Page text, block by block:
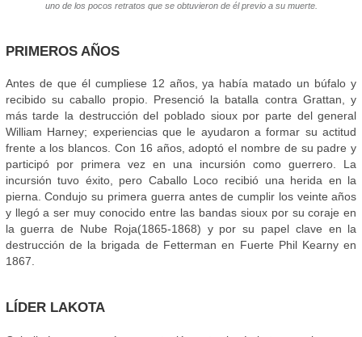
uno de los pocos retratos que se obtuvieron de él previo a su muerte.
PRIMEROS AÑOS
Antes de que él cumpliese 12 años, ya había matado un búfalo y
recibido su caballo propio. Presenció la batalla contra Grattan, y
más tarde la destrucción del poblado sioux por parte del general
William Harney; experiencias que le ayudaron a formar su actitud
frente a los blancos. Con 16 años, adoptó el nombre de su padre y
participó por primera vez en una incursión como guerrero. La
incursión tuvo éxito, pero Caballo Loco recibió una herida en la
pierna. Condujo su primera guerra antes de cumplir los veinte años
y llegó a ser muy conocido entre las bandas sioux por su coraje en
la guerra de Nube Roja(1865-1868) y por su papel clave en la
destrucción de la brigada de Fetterman en Fuerte Phil Kearny en
1867.
LÍDER LAKOTA